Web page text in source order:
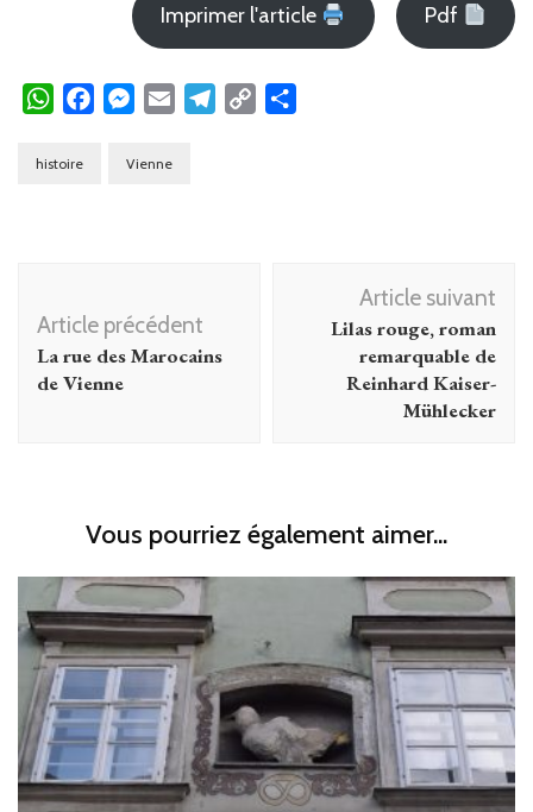
Imprimer l'article Pdf
WhatsAppFacebookMessenger
Email Telegram
Copy
histoire Vienne
d'article
Article précédent
La rue des Marocains
de Vienne
Article suivant
Lilas rouge, roman
remarquable de
Reinhard Kaiser-
Mühlecker
Vous pourriez également aimer...